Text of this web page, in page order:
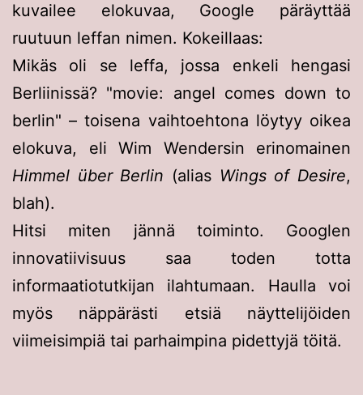
kuvailee elokuvaa, Google päräyttää
ruutuun leffan nimen. Kokeillaas:
Mikäs oli se leffa, jossa enkeli hengasi
Berliinissä? "movie: angel comes down to
berlin" – toisena vaihtoehtona löytyy oikea
elokuva, eli Wim Wendersin erinomainen
Himmel über Berlin (alias Wings of Desire,
blah).
Hitsi miten jännä toiminto. Googlen
innovatiivisuus saa toden totta
informaatiotutkijan ilahtumaan. Haulla voi
myös näppärästi etsiä näyttelijöiden
viimeisimpiä tai parhaimpina pidettyjä töitä.